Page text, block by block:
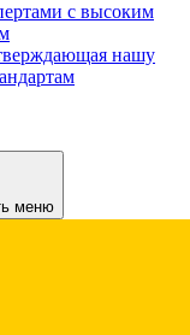
с высоким
нашу
меню